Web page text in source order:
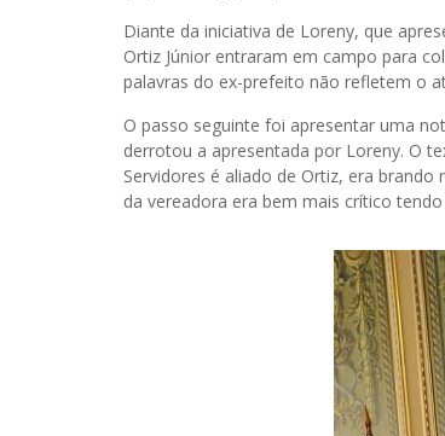
Diante da iniciativa de Loreny, que
Ortiz Júnior entraram em campo para
palavras do ex-prefeito não refletem o
O passo seguinte foi apresentar uma
derrotou a apresentada por Loreny. O
Servidores é aliado de Ortiz, era
da vereadora era bem mais crítico